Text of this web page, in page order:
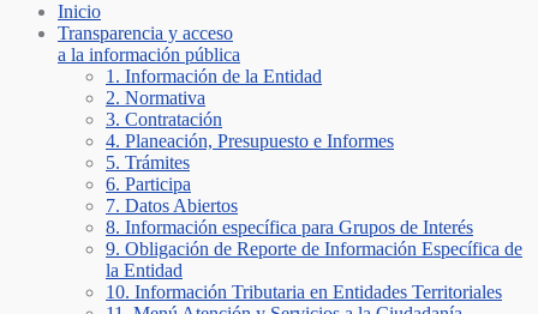
Inicio
Transparencia y acceso
a la información pública
1. Información de la Entidad
2. Normativa
3. Contratación
4. Planeación, Presupuesto e Informes
5. Trámites
6. Participa
7. Datos Abiertos
8. Información específica para Grupos de Interés
9. Obligación de Reporte de Información Específica de
la Entidad
10. Información Tributaria en Entidades Territoriales